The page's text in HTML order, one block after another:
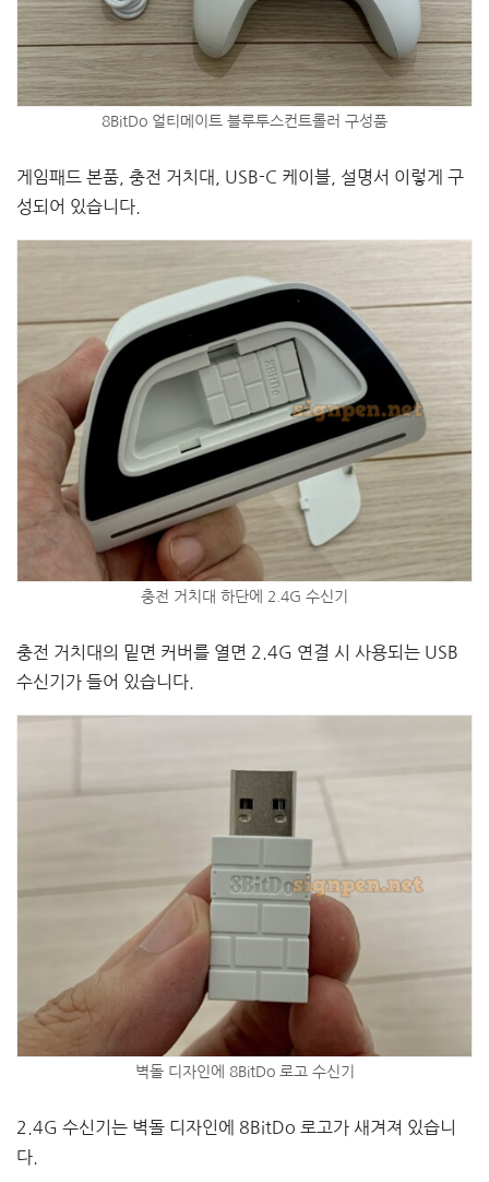
8BitDo 얼티메이트 블루투스컨트롤러 구성품
게임패드 본품, 충전 거치대, USB-C 케이블, 설명서 이렇게 구
성되어 있습니다.
충전 거치대 하단에 2.4G 수신기
충전 거치대의 밑면 커버를 열면 2.4G 연결 시 사용되는 USB
수신기가 들어 있습니다.
벽돌 디자인에 8BitDo 로고 수신기
2.4G 수신기는 벽돌 디자인에 8BitDo 로고가 새겨져 있습니
다.